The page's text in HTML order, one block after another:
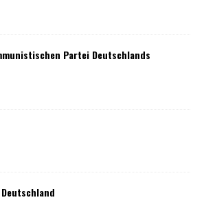
Partei Deutschlands